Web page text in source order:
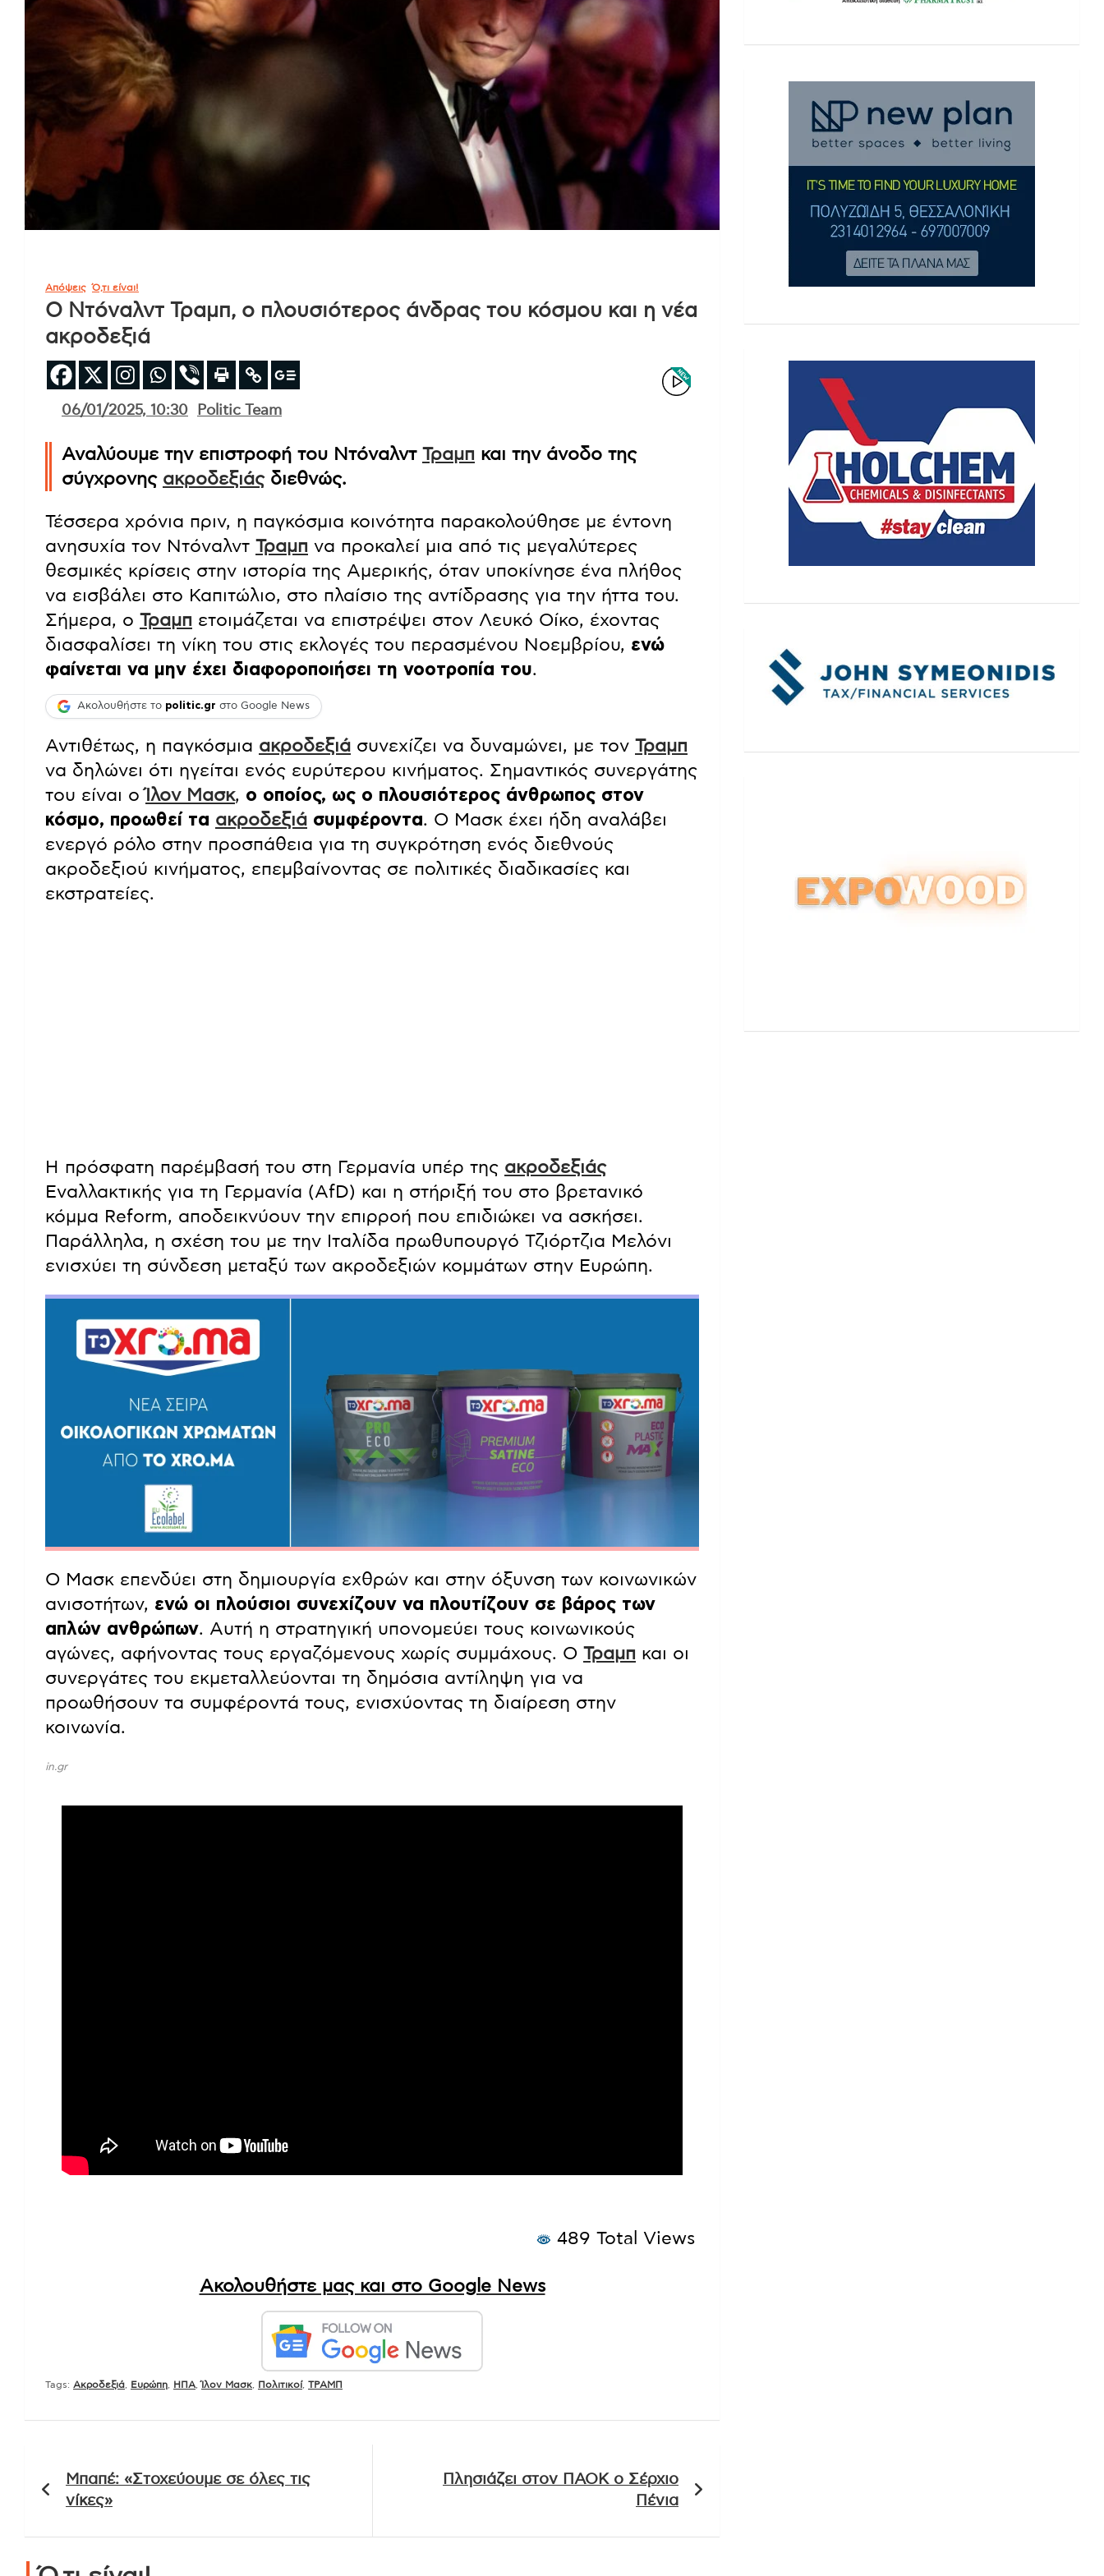
Απόψεις Ό,τι είναι!
Ο Ντόναλντ Τραμπ, ο πλουσιότερος άνδρας του κόσμου και η νέα
ακροδεξιά
06/01/2025, 10:30 Politic Team
Αναλύουμε την επιστροφή του Ντόναλντ Τραμπ και την άνοδο της
σύγχρονης ακροδεξιάςδιεθνώς.
Τέσσερα χρόνια πριν, η παγκόσμια κοινότητα παρακολούθησε με έντονη
ανησυχία τον Ντόναλντ Τραμπ να προκαλεί μια από τις μεγαλύτερες
θεσμικές κρίσεις στην ιστορία της Αμερικής, όταν υποκίνησε ένα πλήθος
να εισβάλει στο Καπιτώλιο, στο πλαίσιο της αντίδρασης για την ήττα του.
Σήμερα, ο Τραμπ ετοιμάζεται να επιστρέψει στον Λευκό Οίκο, έχοντας
διασφαλίσει τη νίκη του στις εκλογές του περασμένου Νοεμβρίου, ενώ
φαίνεται να μην έχει διαφοροποιήσει τη νοοτροπία του.
Ακολουθήστε το politic.gr στο Google News
Αντιθέτως, η παγκόσμια ακροδεξιά συνεχίζει να δυναμώνει, με τον Τραμπ
να δηλώνει ότι ηγείται ενός ευρύτερου κινήματος. Σημαντικός συνεργάτης
του είναι οΊλον Μασκ, ο οποίος, ως ο πλουσιότερος άνθρωπος στον
κόσμο, προωθεί τα ακροδεξιά συμφέροντα. Ο Μασκ έχει ήδη αναλάβει
ενεργό ρόλο στην προσπάθεια για τη συγκρότηση ενός διεθνούς
ακροδεξιού κινήματος, επεμβαίνοντας σε πολιτικές διαδικασίες και
εκστρατείες.
Η πρόσφατη παρέμβασή του στη Γερμανία υπέρ της ακροδεξιάς
Εναλλακτικής για τη Γερμανία (AfD) και η στήριξή του στο βρετανικό
κόμμα Reform, αποδεικνύουν την επιρροή που επιδιώκει να ασκήσει.
Παράλληλα, η σχέση του με την Ιταλίδα πρωθυπουργό Τζιόρτζια Μελόνι
ενισχύει τη σύνδεση μεταξύ των ακροδεξιών κομμάτων στην Ευρώπη.
Ο Μασκ επενδύει στη δημιουργία εχθρών και στην όξυνση των κοινωνικών
ανισοτήτων, ενώ οι πλούσιοι συνεχίζουν να πλουτίζουν σε βάρος των
απλών ανθρώπων. Αυτή η στρατηγική υπονομεύει τους κοινωνικούς
αγώνες, αφήνοντας τους εργαζόμενους χωρίς συμμάχους. Ο Τραμπ και οι
συνεργάτες του εκμεταλλεύονται τη δημόσια αντίληψη για να
προωθήσουν τα συμφέροντά τους, ενισχύοντας τη διαίρεση στην
κοινωνία.
in.gr
489 Total Views
Ακολουθήστε μας και στο Google News
Tags: Ακροδεξιά Ευρώπη ΗΠΑ ,Ίλον Μασκ Πολιτικοί, ΤΡΑΜΠ
άρθρων
Μπαπέ: «Στοχεύουμε σε όλες τις
νίκες»
Πλησιάζει στον ΠΑΟΚ ο Σέρχιο
Πένια